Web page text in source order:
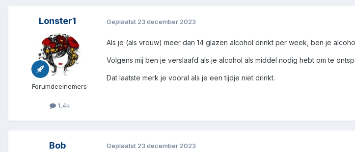
Lonster1
Forumdeelnemers
1,4k
Geplaatst 23 december 2023
Als je (als vrouw) meer dan 14 glazen alcohol drinkt per week, ben je
Volgens mij ben je verslaafd als je alcohol als middel nodig hebt om te
Dat laatste merk je vooral als je een tijdje niet drinkt.
Bob Geplaatst 23 december 2023